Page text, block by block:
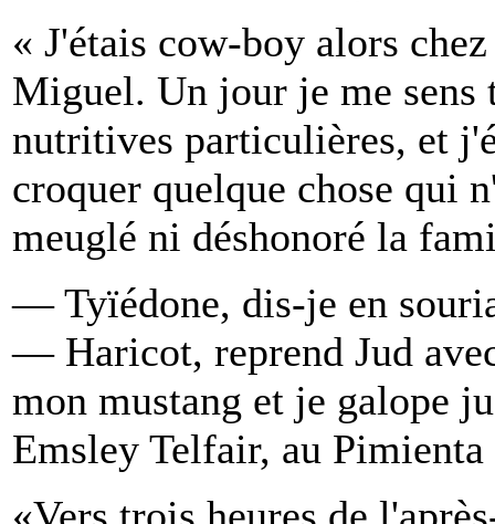
« J'étais cow-boy alors
Miguel. Un jour je me sens
nutritives particulières, et
croquer quelque chose qui
meuglé ni déshonoré la
— Tyïédone, dis-je en
— Haricot, reprend Jud
mon mustang et je galope
Emsley Telfair, au
«Vers trois heures de